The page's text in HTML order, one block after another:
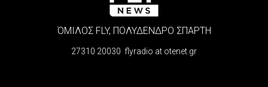
ΌΜΙΛΟΣ FLY, ΠΟΛΥΔΕΝΔΡΟ ΣΠΑΡΤΗ
27310 20030 flyradio at otenet.gr